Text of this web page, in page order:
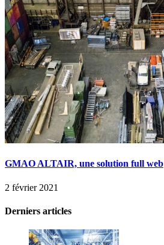
GMAO ALTAIR, une solution full web
2 février 2021
Derniers articles